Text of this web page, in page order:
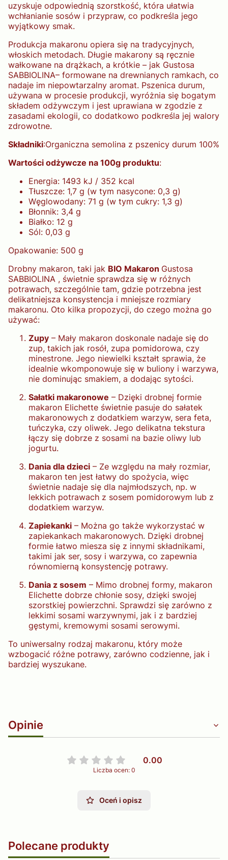
uzyskuje odpowiednią szorstkość, która ułatwia
wchłanianie sosów i przypraw, co podkreśla jego
wyjątkowy smak.
Produkcja makaronu opiera się na tradycyjnych,
włoskich metodach. Długie makarony są ręcznie
wałkowane na drążkach, a krótkie – jak Gustosa
SABBIOLINA– formowane na drewnianych ramkach, co
nadaje im niepowtarzalny aromat. Pszenica durum,
używana w procesie produkcji, wyróżnia się bogatym
składem odżywczym i jest uprawiana w zgodzie z
zasadami ekologii, co dodatkowo podkreśla jej walory
zdrowotne.
Składniki:Organiczna semolina z pszenicy durum 100%
Wartości odżywcze na 100g produktu:
Energia: 1493 kJ / 352 kcal
Tłuszcze: 1,7 g (w tym nasycone: 0,3 g)
Węglowodany: 71 g (w tym cukry: 1,3 g)
Błonnik: 3,4 g
Białko: 12 g
Sól: 0,03 g
Opakowanie: 500 g
Drobny makaron, taki jak BIO Makaron Gustosa
SABBIOLINA , świetnie sprawdza się w różnych
potrawach, szczególnie tam, gdzie potrzebna jest
delikatniejsza konsystencja i mniejsze rozmiary
makaronu. Oto kilka propozycji, do czego można go
używać:
Zupy – Mały makaron doskonale nadaje się do
zup, takich jak rosół, zupa pomidorowa, czy
minestrone. Jego niewielki kształt sprawia, że
idealnie wkomponowuje się w buliony i warzywa,
nie dominując smakiem, a dodając sytości.
Sałatki makaronowe – Dzięki drobnej formie
makaron Elichette świetnie pasuje do sałatek
makaronowych z dodatkiem warzyw, sera feta,
tuńczyka, czy oliwek. Jego delikatna tekstura
łączy się dobrze z sosami na bazie oliwy lub
jogurtu.
Dania dla dzieci – Ze względu na mały rozmiar,
makaron ten jest łatwy do spożycia, więc
świetnie nadaje się dla najmłodszych, np. w
lekkich potrawach z sosem pomidorowym lub z
dodatkiem warzyw.
Zapiekanki – Można go także wykorzystać w
zapiekankach makaronowych. Dzięki drobnej
formie łatwo miesza się z innymi składnikami,
takimi jak ser, sosy i warzywa, co zapewnia
równomierną konsystencję potrawy.
Dania z sosem – Mimo drobnej formy, makaron
Elichette dobrze chłonie sosy, dzięki swojej
szorstkiej powierzchni. Sprawdzi się zarówno z
lekkimi sosami warzywnymi, jak i z bardziej
gęstymi, kremowymi sosami serowymi.
To uniwersalny rodzaj makaronu, który może
wzbogacić różne potrawy, zarówno codzienne, jak i
bardziej wyszukane.
Opinie
0.00
Liczba ocen: 0
Oceń i opisz
Polecane produkty